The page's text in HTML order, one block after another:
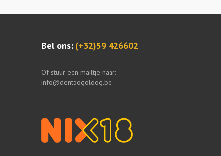
Bel ons: (+32)59 426602
Of stuur een mailtje naar:
info@dentoogoloog.be